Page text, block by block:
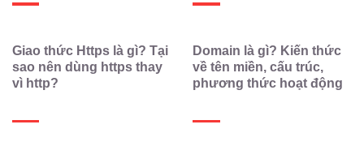
Giao thức Https là gì? Tại
sao nên dùng https thay
vì http?
Domain là gì? Kiến thức
về tên miền, cấu trúc,
phương thức hoạt động